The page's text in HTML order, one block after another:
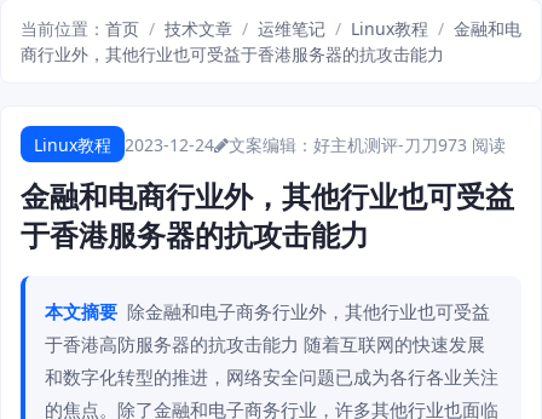
当前位置： 首页 / 技术文章 / 运维笔记 / Linux教程 / 金融和电
商行业外，其他行业也可受益于香港服务器的抗攻击能力
Linux教程 2023-12-24 文案编辑：好主机测评-刀刀973 阅读
金融和电商行业外，其他行业也可受益
于香港服务器的抗攻击能力
本文摘要 除金融和电子商务行业外，其他行业也可受益
于香港高防服务器的抗攻击能力 随着互联网的快速发展
和数字化转型的推进，网络安全问题已成为各行各业关注
的焦点。除了金融和电子商务行业，许多其他行业也面临